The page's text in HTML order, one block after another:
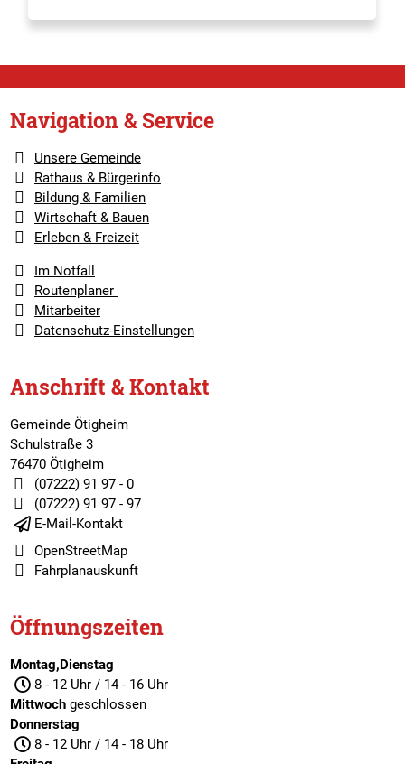
Navigation & Service
Unsere Gemeinde
Rathaus & Bürgerinfo
Bildung & Familien
Wirtschaft & Bauen
Erleben & Freizeit
Im Notfall
Routenplaner
Mitarbeiter
Datenschutz-Einstellungen
Anschrift & Kontakt
Gemeinde Ötigheim
Schulstraße 3
76470 Ötigheim
(07222) 91 97 - 0
(07222) 91 97 - 97
E-Mail-Kontakt
OpenStreetMap
Fahrplanauskunft
Öffnungszeiten
Montag,Dienstag
8 - 12 Uhr / 14 - 16 Uhr
Mittwochgeschlossen
Donnerstag
8 - 12 Uhr / 14 - 18 Uhr